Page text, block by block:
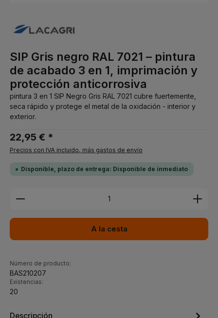
SIP Gris negro RAL 7021 – pintura
de acabado 3 en 1, imprimación y
protección anticorrosiva
pintura 3 en 1 SIP Negro Gris RAL 7021 cubre fuertemente,
seca rápido y protege el metal de la oxidación - interior y
exterior.
22,95 € *
Precios con IVA incluido, más gastos de envío
Disponible, plazo de entrega: Disponible de inmediato
Cantidad del producto: introduce la cantidad
A la cesta
Número de producto:
BAS210207
Existencias:
20
Descripción